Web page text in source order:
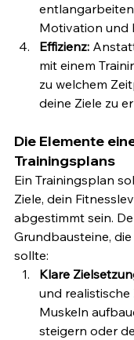
Motivation und
Effizienz:
mit einem
zu welchem
deine Ziele zu
Die Elemente
Trainingsplans
Ein Trainingsplan
Ziele, dein
abgestimmt sein.
Grundbausteine,
sollte:
Klare
und
Muskeln
steigern oder